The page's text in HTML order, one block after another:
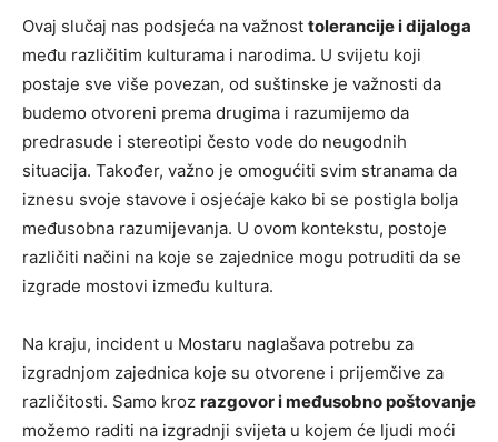
Ovaj slučaj nas podsjeća na važnost tolerancije i dijaloga
među različitim kulturama i narodima. U svijetu koji
postaje sve više povezan, od suštinske je važnosti da
budemo otvoreni prema drugima i razumijemo da
predrasude i stereotipi često vode do neugodnih
situacija. Također, važno je omogućiti svim stranama da
iznesu svoje stavove i osjećaje kako bi se postigla bolja
međusobna razumijevanja. U ovom kontekstu, postoje
različiti načini na koje se zajednice mogu potruditi da se
izgrade mostovi između kultura.
Na kraju, incident u Mostaru naglašava potrebu za
izgradnjom zajednica koje su otvorene i prijemčive za
različitosti. Samo kroz razgovor i međusobno poštovanje
možemo raditi na izgradnji svijeta u kojem će ljudi moći